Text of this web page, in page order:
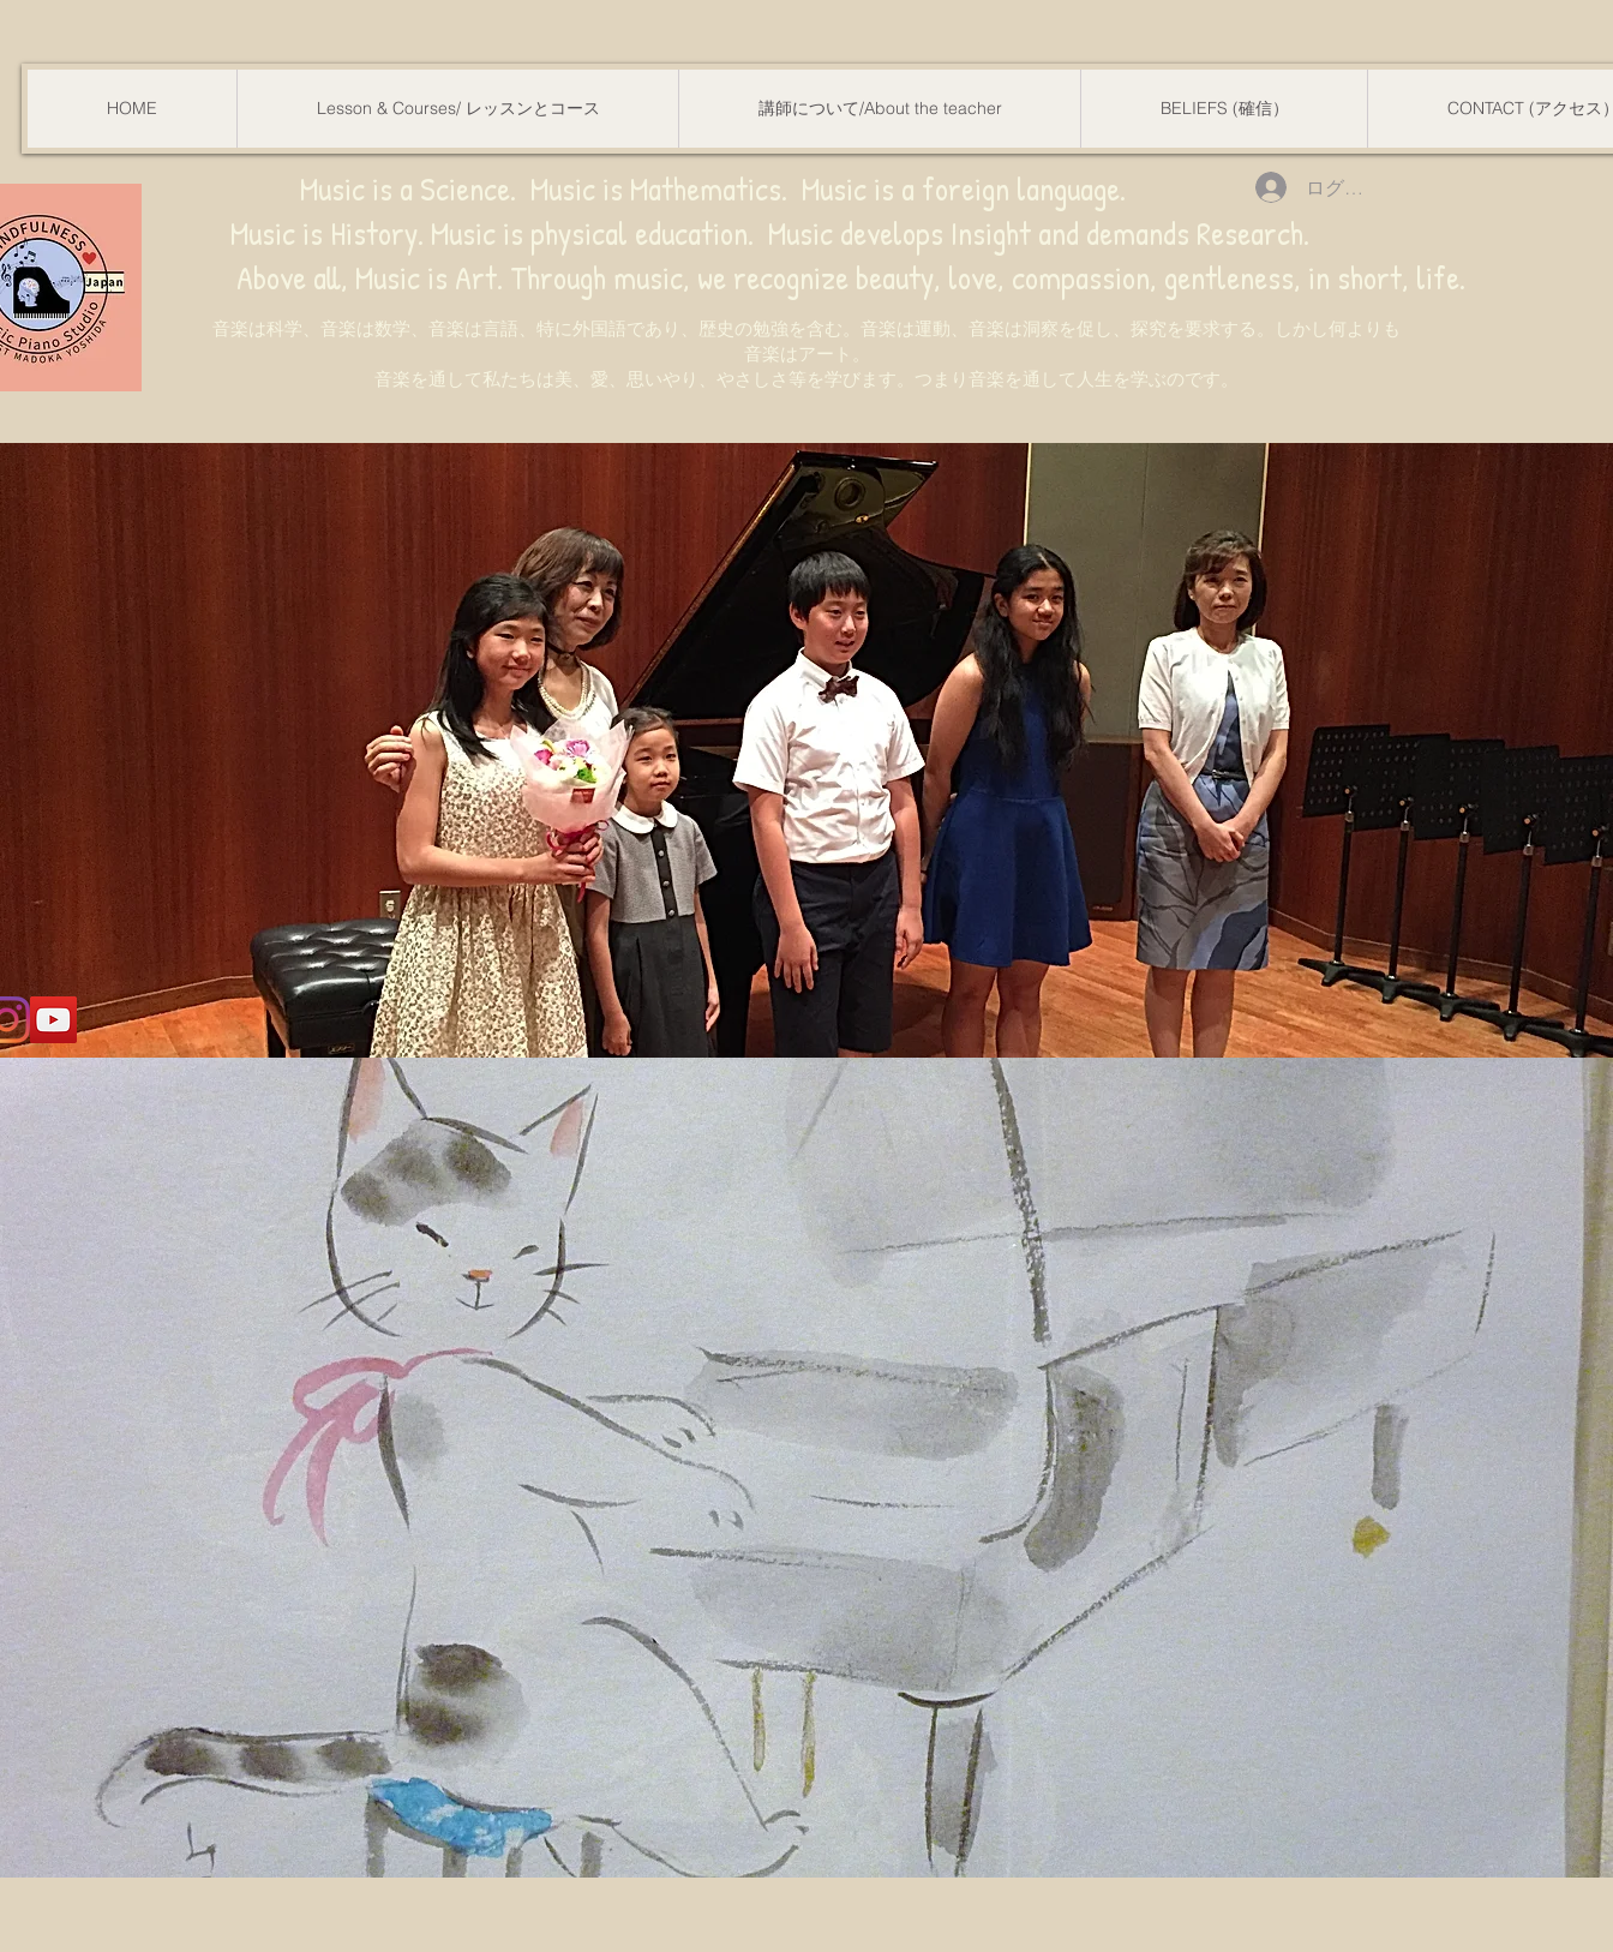
HOME Lesson & Courses/ レッスンとコース 講師について/About the teacher BELIEFS (確信） CONTACT (アクセス
ログイン
Music is a Science. Music is Mathematics. Music is a foreign language.
Music is History. Music is physical education. Music develops Insight and demands Research.
all, Music is Art. Through music, we recognize beauty, love, compassion, gentleness, in short, life.
音楽は科学、音楽は数学、音楽は言語、特に外国語であり、歴史の勉強を含む。音楽は運動、音楽は洞察を促し、探究を要求する。しかし何よりも
音楽はアート。
音楽を通して私たちは美、愛、思いやり、やさしさ等を学びます。つまり音楽を通して人生を学ぶのです。